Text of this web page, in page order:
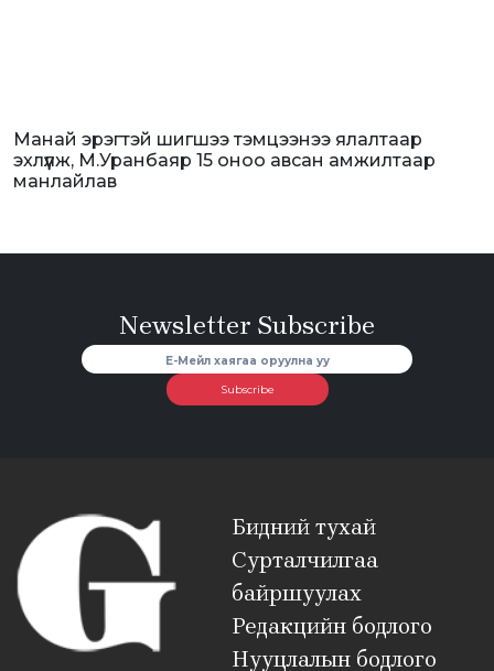
Манай эрэгтэй шигшээ тэмцээнээ ялалтаар
эхлүүлж, М.Уранбаяр 15 оноо авсан амжилтаар
манлайлав
Newsletter Subscribe
Subscribe
Бидний тухай
Сурталчилгаа
байршуулах
Редакцийн бодлого
Нууцлалын бодлого